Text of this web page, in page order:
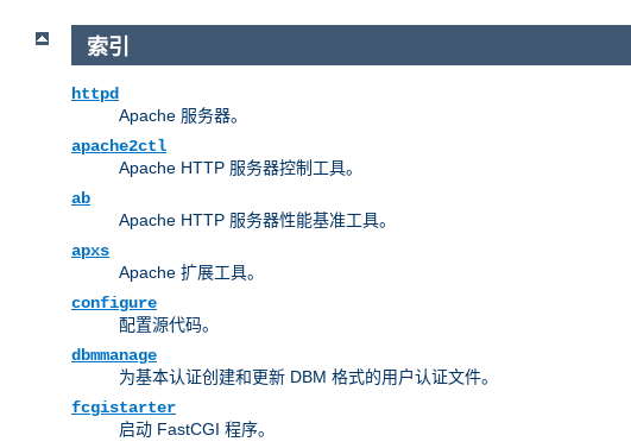
索引
httpd
Apache 服务器。
apache2ctl
Apache HTTP 服务器控制工具。
ab
Apache HTTP 服务器性能基准工具。
apxs
Apache 扩展工具。
configure
配置源代码。
dbmmanage
为基本认证创建和更新 DBM 格式的用户认证文件。
fcgistarter
启动 FastCGI 程序。